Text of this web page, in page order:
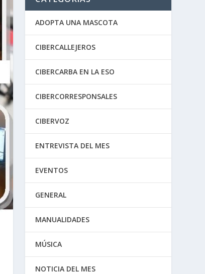
ADOPTA UNA MASCOTA
CIBERCALLEJEROS
CIBERCARBA EN LA ESO
CIBERCORRESPONSALES
CIBERVOZ
ENTREVISTA DEL MES
EVENTOS
GENERAL
MANUALIDADES
MÚSICA
NOTICIA DEL MES